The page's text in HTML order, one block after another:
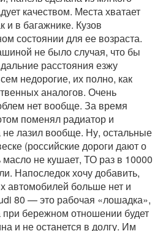
качеством. Места хватает
и в багажнике. Кузов
состоянии для ее возраста.
не было случая, что бы
расстояния езжу
недорогие, их полно, как
аналогов. Очень
нет вообще. За время
поменял радиатор и
не лазил вообще. Ну, остальные
(российские дороги дают о
масло не кушает, ТО раз в 10000
Напоследок хочу добавить,
автомобилей больше нет и
80 — это рабочая «лошадка»,
при бережном отношении будет
и не останется в долгу. Им